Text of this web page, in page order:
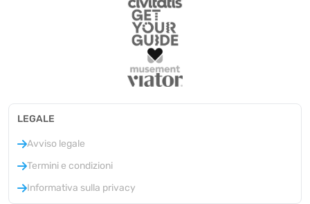
LEGALE
Avviso legale
Termini e condizioni
Informativa sulla privacy